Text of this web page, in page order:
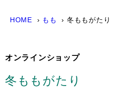
HOME もも 冬ももがたり
オンラインショップ
冬ももがたり